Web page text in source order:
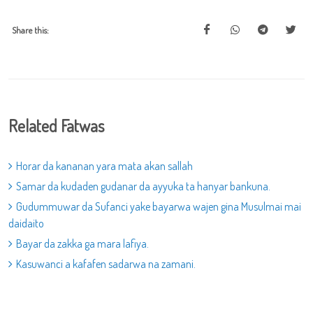
Share this:
Related Fatwas
Horar da kananan yara mata akan sallah
Samar da kudaden gudanar da ayyuka ta hanyar bankuna.
Gudummuwar da Sufanci yake bayarwa wajen gina Musulmai mai
daidaito
Bayar da zakka ga mara lafiya.
Kasuwanci a kafafen sadarwa na zamani.